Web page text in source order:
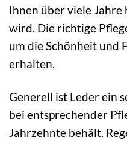
Ihnen über viele
wird. Die richtige
um die Schönheit und
erhalten.
Generell ist Leder ein
bei entsprechender
Jahrzehnte behält.